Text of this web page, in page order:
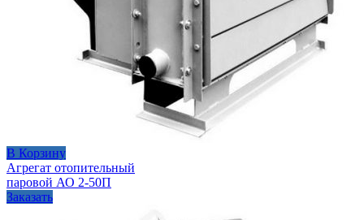
В Корзину
Агрегат отопительный
паровой АО 2-50П
Заказать